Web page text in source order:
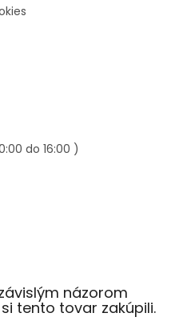
do 16:00 )
názorom
tento tovar zakúpili.